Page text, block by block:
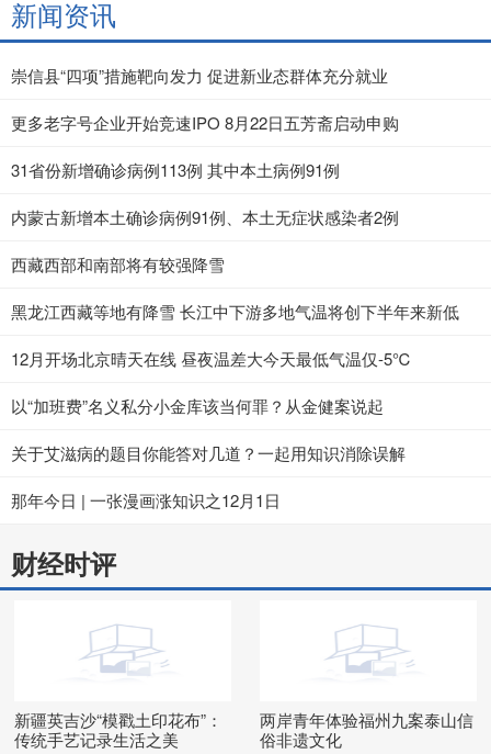
新闻资讯
崇信县“四项”措施靶向发力 促进新业态群体充分就业
更多老字号企业开始竞速IPO 8月22日五芳斋启动申购
31省份新增确诊病例113例 其中本土病例91例
内蒙古新增本土确诊病例91例、本土无症状感染者2例
西藏西部和南部将有较强降雪
黑龙江西藏等地有降雪 长江中下游多地气温将创下半年来新低
12月开场北京晴天在线 昼夜温差大今天最低气温仅-5℃
以“加班费”名义私分小金库该当何罪？从金健案说起
关于艾滋病的题目你能答对几道？一起用知识消除误解
那年今日 | 一张漫画涨知识之12月1日
财经时评
新疆英吉沙“模戳土印花布”：
传统手艺记录生活之美
两岸青年体验福州九案泰山信
俗非遗文化